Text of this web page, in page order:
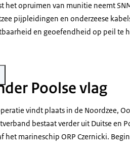
het opruimen van munitie neemt
pijpleidingen en onderzeese
en geoefendheid op peil te
afbeelding Het embleem van Zr.Ms.
Poolse vlag
vindt plaats in de Noordzee,
bestaat verder uit Duitse en
het marineschip ORP Czernicki.